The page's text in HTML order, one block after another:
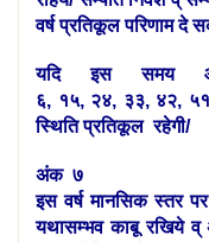
वर्ष प्रतिकूल परिणाम दे
यदि इस समय
६, १५, २४, ३३, ४२,
स्थिति प्रतिकूल रहेगी/
अंक ७
इस वर्ष मानसिक स्तर
यथासम्भव काबू रखिये व्